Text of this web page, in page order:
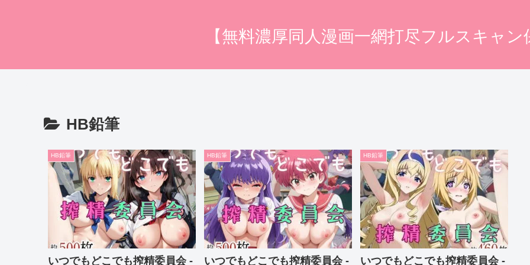
【無料濃厚同人漫画一網打尽フルスキャン
HB鉛筆
HB鉛筆
いつでもどこでも搾精委員会 -
HB鉛筆
いつでもどこでも搾精委員会 -
HB鉛筆
いつでもどこでも搾精委員会 -